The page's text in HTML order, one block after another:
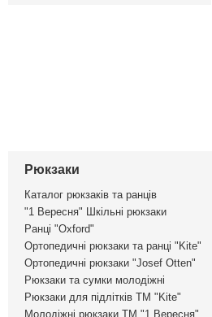
Рюкзаки
Каталог рюкзаків та ранців
"1 Вересня" Шкільні рюкзаки
Ранці "Oxford"
Ортопедичні рюкзаки та ранці "Kite"
Ортопедичні рюкзаки "Josef Otten"
Рюкзаки та сумки молодіжні
Рюкзаки для підлітків ТМ "Kite"
Молодіжні рюкзаки ТМ "1 Вересня"